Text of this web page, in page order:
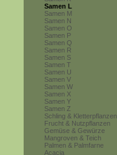
Samen L
Samen M
Samen N
Samen O
Samen P
Samen Q
Samen R
Samen S
Samen T
Samen U
Samen V
Samen W
Samen X
Samen Y
Samen Z
Schling & Kletterpflanzen
Frucht & Nutzpflanzen
Gemüse & Gewürze
Mangroven & Teich
Palmen & Palmfarne
Acacia